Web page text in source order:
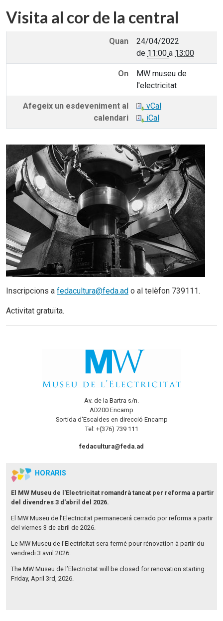
Visita al cor de la central
Quan
24/04/2022
de 11:00 a 13:00
On
MW museu de
l'electricitat
Afegeix un esdeveniment al
calendari
vCal
iCal
Inscripcions a fedacultura@feda.ad o al telèfon 739111.
Activitat gratuïta.
Av. de la Bartra s/n.
AD200 Encamp
Sortida d'Escaldes en direcció Encamp
Tel: +(376) 739 111
fedacultura@feda.ad
HORARIS
El MW Museu de l'Electricitat romandrà tancat per reforma a partir
del divendres 3 d'abril del 2026.
El MW Museu de l’Electricitat permanecerá cerrado por reforma a partir
del viernes 3 de abril de 2026.
Le MW Museu de l’Electricitat sera fermé pour rénovation à partir du
vendredi 3 avril 2026.
The MW Museu de l’Electricitat will be closed for renovation starting
Friday, April 3rd, 2026.